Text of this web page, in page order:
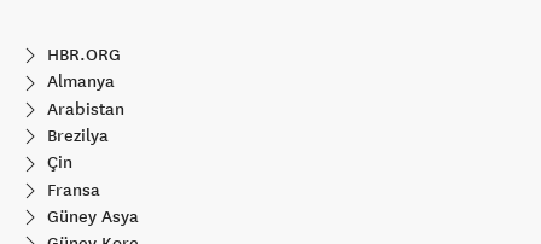
HBR.ORG
Almanya
Arabistan
Brezilya
Çin
Fransa
Güney Asya